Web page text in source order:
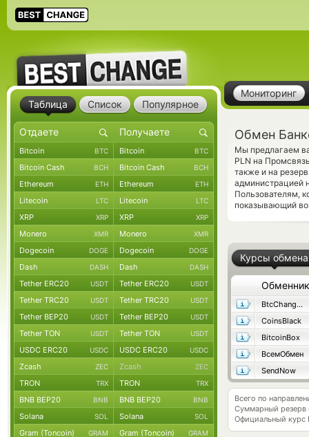
Мониторинг
Обмен
Мы предлагаем
PLN на
также и на
администрацией
Пользователям,
показывающий
Курсы обмена
Обменник
BtcChange24
CoinsBlack
BitcoinBox
ВсемОбмен
SendNow
Всего по
Суммарный резерв
Официальный курс
Таблица Список Популярное
Bitcoin BTC Bitcoin BTC
Bitcoin Cash BCH Bitcoin Cash BCH
Ethereum ETH Ethereum ETH
Litecoin LTC Litecoin LTC
XRP XRP XRP XRP
Monero XMR Monero XMR
Dogecoin DOGE Dogecoin DOGE
Dash DASH Dash DASH
Tether ERC20 USDT Tether ERC20 USDT
Tether TRC20 USDT Tether TRC20 USDT
Tether BEP20 USDT Tether BEP20 USDT
Tether TON USDT Tether TON USDT
USDC ERC20 USDC USDC ERC20 USDC
Zcash ZEC Zcash ZEC
TRON TRX TRON TRX
BNB BEP20 BNB BNB BEP20 BNB
Solana SOL Solana SOL
Gram (Toncoin) GRAM Gram (Toncoin) GRAM